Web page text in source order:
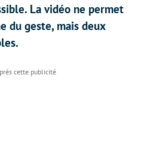
La vidéo ne permet
du geste, mais deux